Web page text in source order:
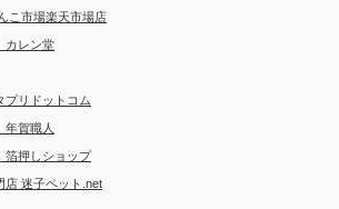
こ市場楽天市場店
カレン堂
リドットコム
賀職人
箔押しショップ
店 迷子ペット.net